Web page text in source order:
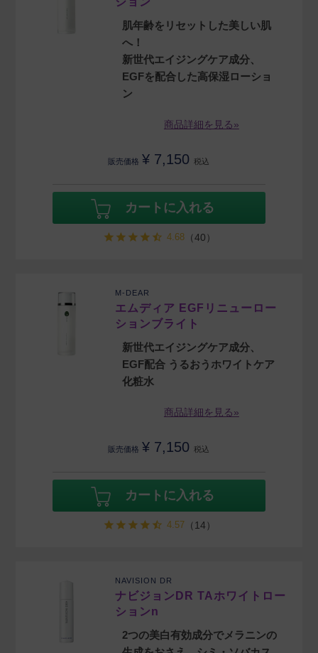
肌年齢をリセットした美しい肌
へ！
新世代エイジングケア成分、
EGFを配合した高保湿ローショ
ン
商品詳細を見る»
販売価格 ¥ 7,150 税込
カートに入れる
4.68（40）
M-DEAR
エムディア EGFリニューロー
ションブライト
新世代エイジングケア成分、
EGF配合 うるおうホワイトケア
化粧水
商品詳細を見る»
販売価格 ¥ 7,150 税込
カートに入れる
4.57（14）
NAVISION DR
ナビジョンDR TAホワイトロー
ションn
2つの美白有効成分でメラニンの